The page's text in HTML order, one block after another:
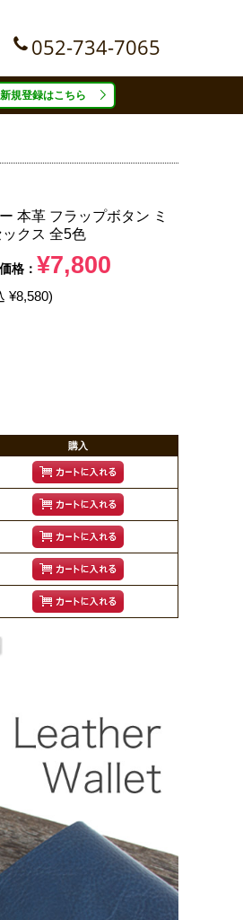
052-734-7065
新規登録はこちら
本革 フラップボタン ミ
クス 全5色
¥7,800
¥8,580)
購入